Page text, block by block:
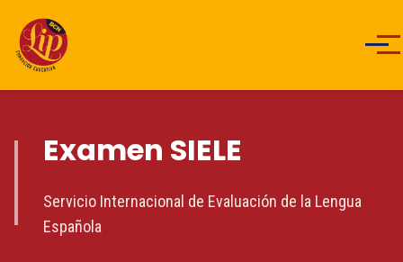
Examen SIELE
Servicio Internacional de Evaluación de la Lengua
Española